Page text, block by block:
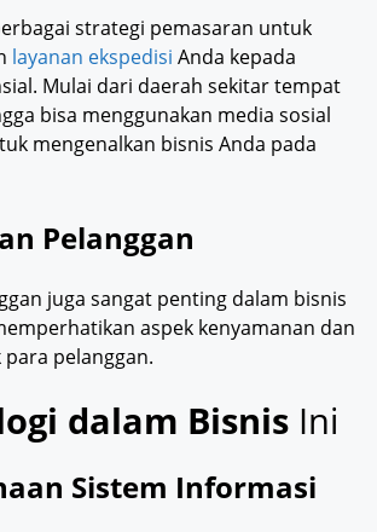
strategi pemasaran untuk
layanan ekspedisi Anda kepada
Mulai dari daerah sekitar tempat
bisa menggunakan media sosial
mengenalkan bisnis Anda pada
Pelanggan
juga sangat penting dalam bisnis
aspek kenyamanan dan
pelanggan.
dalam Bisnis Ini
Sistem Informasi